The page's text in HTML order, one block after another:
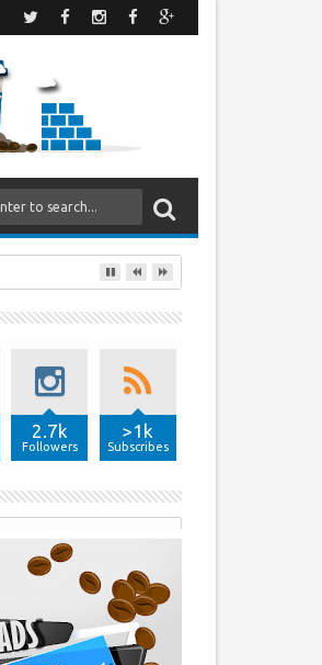
2.7k
Followers
>1k
Subscribes